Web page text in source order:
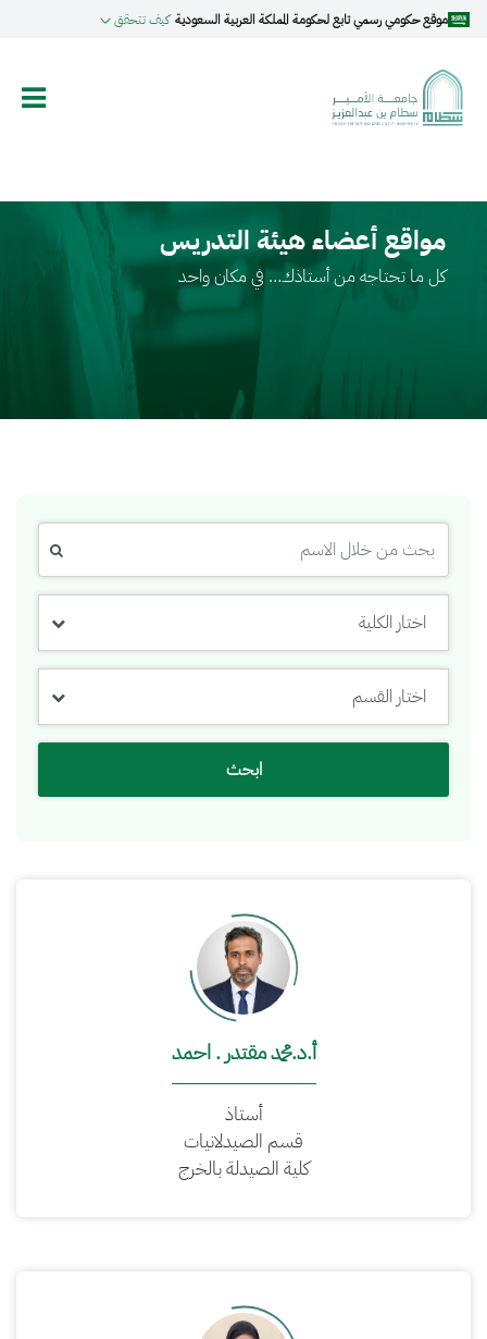
تجاوز
الرئيسي
موقع حكومي رسمي تابع لحكومة المملكة العربية السعودية كيف تتحقق
مواقع أعضاء هيئة التدريس
كل ما تحتاجه من أستاذك… في مكان واحد
أ.د.محمد مقتدر . احمد
أستاذ
قسم الصيدلانيات
كلية الصيدلة بالخرج